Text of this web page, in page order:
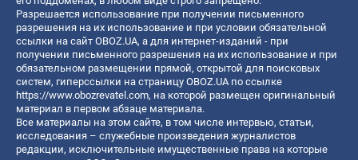
Разрешается использование при получении письменного
разрешения на их использование и при условии обязательной
ссылки на сайт OBOZ.UA, а для интернет-изданий - при
получении письменного разрешения на их использование и при
обязательном размещении прямой, открытой для поисковых
систем, гиперссылки на страницу OBOZ.UA по ссылке
https://www.obozrevatel.com, на которой размещен оригинальный
материал в первом абзаце материала.
Все материалы на этом сайте, в том числе интервью, статьи,
исследования – служебные произведения журналистов
редакции, исключительные имущественные права на которые